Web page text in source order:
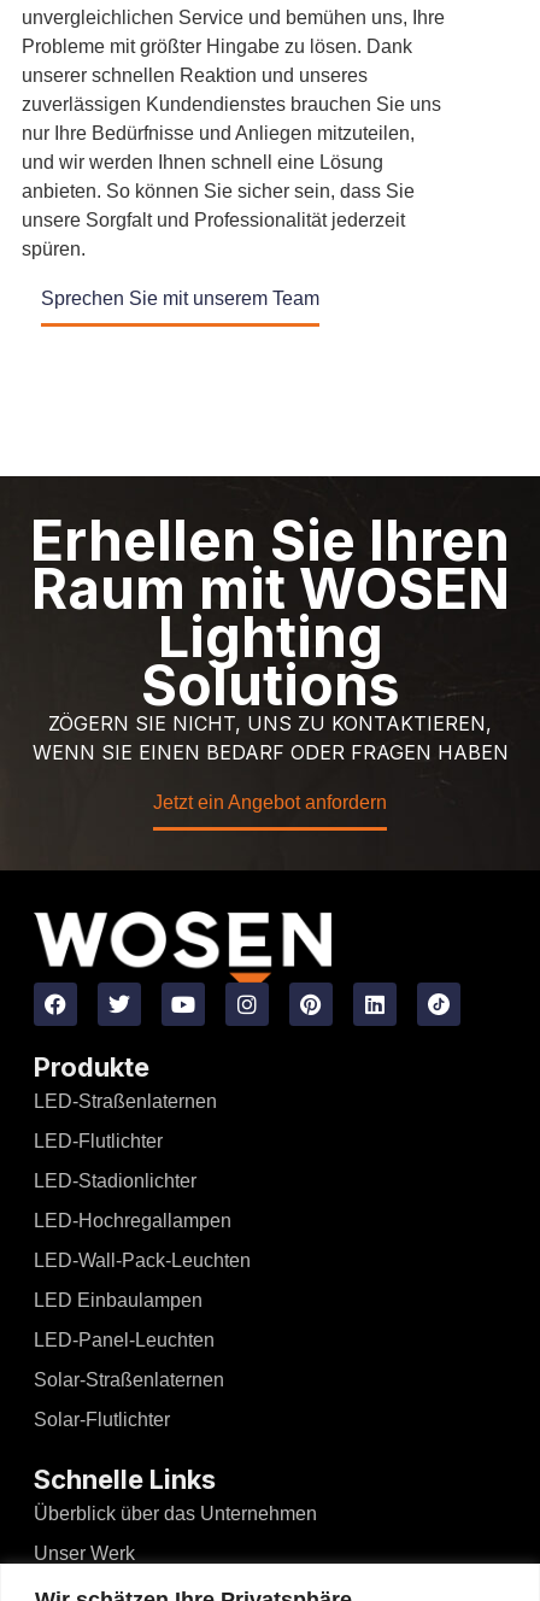
unvergleichlichen Service und bemühen uns, Ihre
Probleme mit größter Hingabe zu lösen. Dank
unserer schnellen Reaktion und unseres
zuverlässigen Kundendienstes brauchen Sie uns
nur Ihre Bedürfnisse und Anliegen mitzuteilen,
und wir werden Ihnen schnell eine Lösung
anbieten. So können Sie sicher sein, dass Sie
unsere Sorgfalt und Professionalität jederzeit
spüren.
Sprechen Sie mit unserem Team
Erhellen Sie Ihren
Raum mit WOSEN
Lighting
Solutions
ZÖGERN SIE NICHT, UNS ZU KONTAKTIEREN,
WENN SIE EINEN BEDARF ODER FRAGEN HABEN
Jetzt ein Angebot anfordern
Produkte
LED-Straßenlaternen
LED-Flutlichter
LED-Stadionlichter
LED-Hochregallampen
LED-Wall-Pack-Leuchten
LED Einbaulampen
LED-Panel-Leuchten
Solar-Straßenlaternen
Solar-Flutlichter
Schnelle Links
Überblick über das Unternehmen
Unser Werk
Nachrichten und Ereignisse